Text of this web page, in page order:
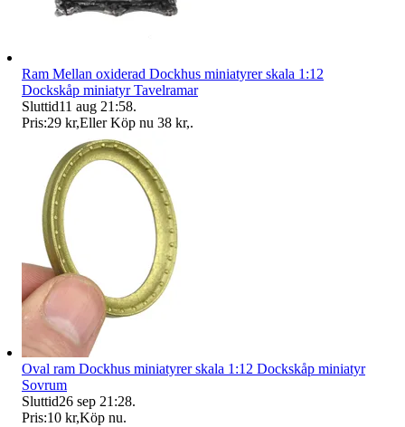
Ram Mellan oxiderad Dockhus miniatyrer skala 1:12
Dockskåp miniatyr Tavelramar
Sluttid11 aug 21:58.
Pris:29 kr,Eller Köp nu 38 kr,.
Oval ram Dockhus miniatyrer skala 1:12 Dockskåp miniatyr
Sovrum
Sluttid26 sep 21:28.
Pris:10 kr,Köp nu.